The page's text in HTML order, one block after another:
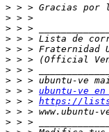
>
>
>
>
>
>
>
>
> > > ubuntu-ve
> > > https://
>
>